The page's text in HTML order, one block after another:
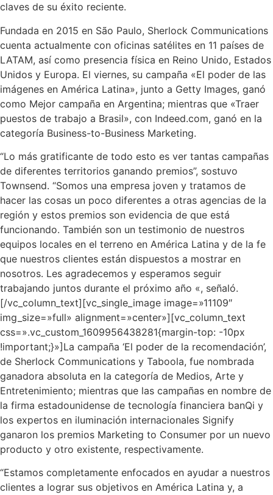
claves de su éxito reciente.
Fundada en 2015 en São Paulo, Sherlock Communications
cuenta actualmente con oficinas satélites en 11 países de
LATAM, así como presencia física en Reino Unido, Estados
Unidos y Europa. El viernes, su campaña «El poder de las
imágenes en América Latina», junto a Getty Images, ganó
como Mejor campaña en Argentina; mientras que «Traer
puestos de trabajo a Brasil», con Indeed.com, ganó en la
categoría Business-to-Business Marketing.
“Lo más gratificante de todo esto es ver tantas campañas
de diferentes territorios ganando premios”, sostuvo
Townsend. “Somos una empresa joven y tratamos de
hacer las cosas un poco diferentes a otras agencias de la
región y estos premios son evidencia de que está
funcionando. También son un testimonio de nuestros
equipos locales en el terreno en América Latina y de la fe
que nuestros clientes están dispuestos a mostrar en
nosotros. Les agradecemos y esperamos seguir
trabajando juntos durante el próximo año «, señaló.
[/vc_column_text][vc_single_image image=»11109″
img_size=»full» alignment=»center»][vc_column_text
css=».vc_custom_1609956438281{margin-top: -10px
!important;}»]La campaña ‘El poder de la recomendación’,
de Sherlock Communications y Taboola, fue nombrada
ganadora absoluta en la categoría de Medios, Arte y
Entretenimiento; mientras que las campañas en nombre de
la firma estadounidense de tecnología financiera banQi y
los expertos en iluminación internacionales Signify
ganaron los premios Marketing to Consumer por un nuevo
producto y otro existente, respectivamente.
“Estamos completamente enfocados en ayudar a nuestros
clientes a lograr sus objetivos en América Latina y, a